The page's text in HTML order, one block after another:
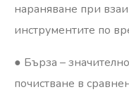
нараняване при
инструментите по
● Бърза –
почистване в